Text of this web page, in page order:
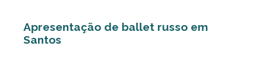
Apresentação de ballet russo em
Santos